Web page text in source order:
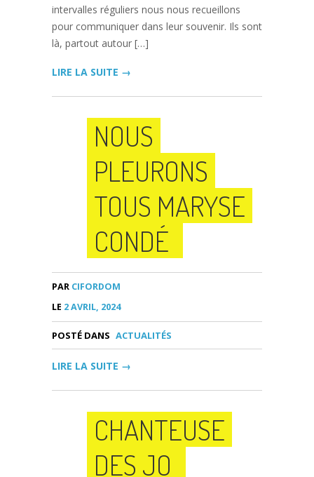
intervalles réguliers nous nous recueillons
pour communiquer dans leur souvenir. Ils sont
là, partout autour […]
LIRE LA SUITE →
NOUS
PLEURONS
TOUS MARYSE
CONDÉ
PAR CIFORDOM
LE 2 AVRIL, 2024
POSTÉ DANS ACTUALITÉS
LIRE LA SUITE →
CHANTEUSE
DES JO